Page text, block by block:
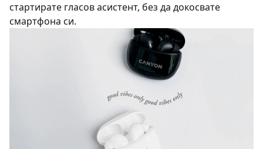
стартирате гласов асистент, без да докосвате
смартфона си.